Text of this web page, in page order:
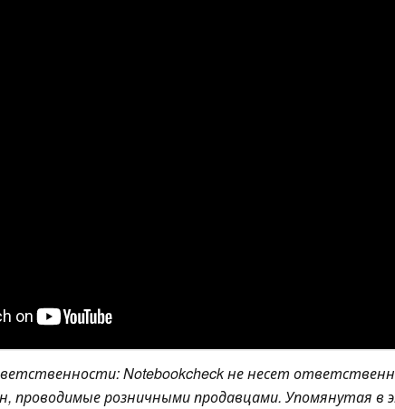
Notebookcheck не несет
проводимые розничными продавцами. Упомянутая в